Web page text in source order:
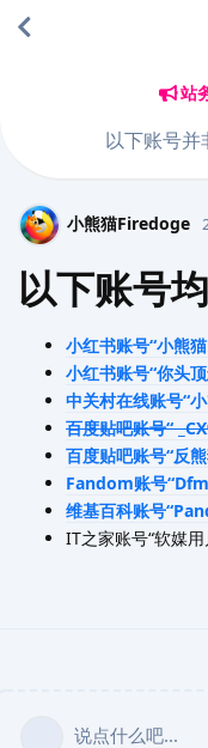
站
以下账号并
小熊猫Firedoge
以下账号
小红书账号“小熊
小红书账号“你头
中关村在线账号“
百度贴吧账号“
百度贴吧账号“反
Fandom账号
维基百科账号
IT之家账号“软媒
说点什么吧...